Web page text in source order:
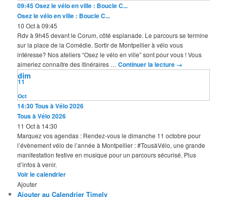
09:45Osez le vélo en ville : Boucle C...
Osez le vélo en ville : Boucle C...
10 Oct à 09:45
Rdv à 9h45 devant le Corum, côté esplanade. Le parcours se termine
sur la place de la Comédie. Sortir de Montpellier à vélo vous
intéresse? Nos ateliers “Osez le vélo en ville” sont pour vous ! Vous
aimeriez connaître des itinéraires …Continuer la lecture →
Oct
11
dim
14:30Tous à Vélo 2026
Tous à Vélo 2026
11 Oct à 14:30
Marquez vos agendas : Rendez-vous le dimanche 11 octobre pour
l’évènement vélo de l’année à Montpellier : #TousàVélo, une grande
manifestation festive en musique pour un parcours sécurisé. Plus
d’infos à venir.
Voir le calendrier
Ajouter
Ajouter au Calendrier Timely